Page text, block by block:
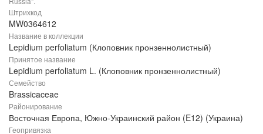
Штрихкод
MW0364612
Название в коллекции
Lepidium perfoliatum (Клоповник пронзеннолистный)
Принятое название
Lepidium perfoliatum L. (Клоповник пронзеннолистный)
Семейство
Brassicaceae
Районирование
Восточная Европа, Южно-Украинский район (E12) (Украина)
Геопривязка